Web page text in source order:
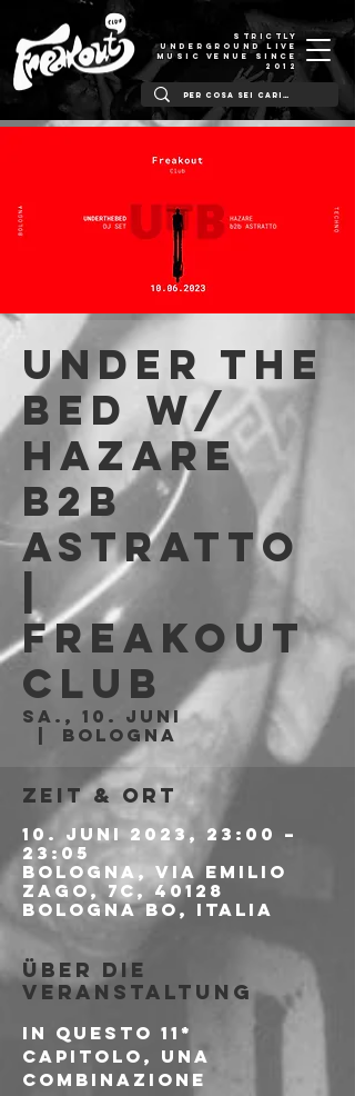
STRICTLY
UNDERGROUND LIVE
MUSIC VENUE SINCE
2012
Under The
Bed w/
Hazare
b2b
Astratto
Freakout
Club
Sa., 10. Juni
Bologna
Zeit & Ort
10. Juni 2023, 23:00 –
23:05
Bologna, Via Emilio
Zago, 7c, 40128
Bologna BO, Italia
Über die
Veranstaltung
In questo 11*
capitolo, una
combinazione